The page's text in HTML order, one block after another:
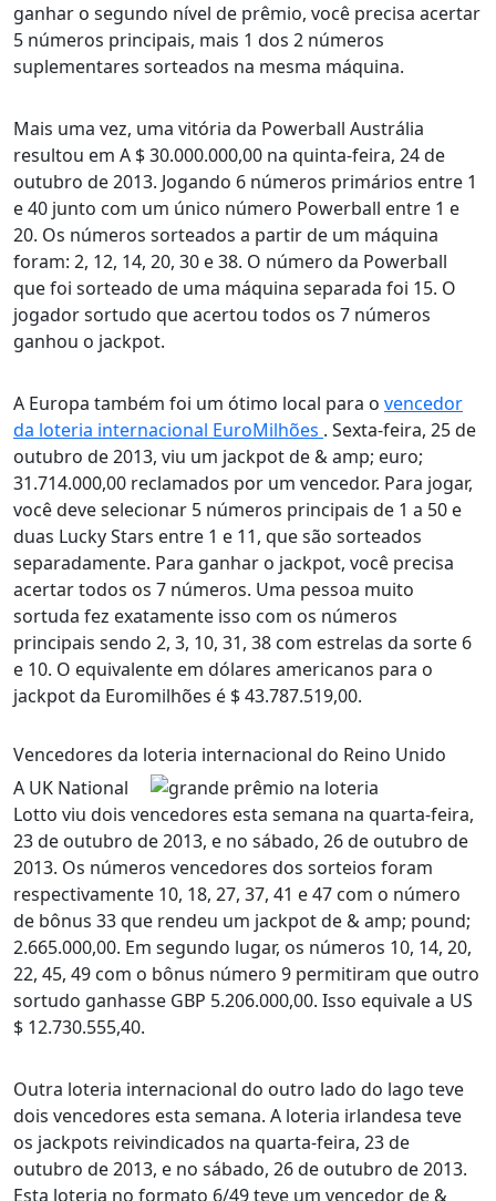
ganhar o segundo nível de prêmio, você precisa acertar
5 números principais, mais 1 dos 2 números
suplementares sorteados na mesma máquina.
Mais uma vez, uma vitória da Powerball Austrália
resultou em A $ 30.000.000,00 na quinta-feira, 24 de
outubro de 2013. Jogando 6 números primários entre 1
e 40 junto com um único número Powerball entre 1 e
20. Os números sorteados a partir de um máquina
foram: 2, 12, 14, 20, 30 e 38. O número da Powerball
que foi sorteado de uma máquina separada foi 15. O
jogador sortudo que acertou todos os 7 números
ganhou o jackpot.
A Europa também foi um ótimo local para o vencedor
da loteria internacional EuroMilhões . Sexta-feira, 25 de
outubro de 2013, viu um jackpot de & amp; euro;
31.714.000,00 reclamados por um vencedor. Para jogar,
você deve selecionar 5 números principais de 1 a 50 e
duas Lucky Stars entre 1 e 11, que são sorteados
separadamente. Para ganhar o jackpot, você precisa
acertar todos os 7 números. Uma pessoa muito
sortuda fez exatamente isso com os números
principais sendo 2, 3, 10, 31, 38 com estrelas da sorte 6
e 10. O equivalente em dólares americanos para o
jackpot da Euromilhões é $ 43.787.519,00.
Vencedores da loteria internacional do Reino Unido
A UK National
Lotto viu dois vencedores esta semana na quarta-feira,
23 de outubro de 2013, e no sábado, 26 de outubro de
2013. Os números vencedores dos sorteios foram
respectivamente 10, 18, 27, 37, 41 e 47 com o número
de bônus 33 que rendeu um jackpot de & amp; pound;
2.665.000,00. Em segundo lugar, os números 10, 14, 20,
22, 45, 49 com o bônus número 9 permitiram que outro
sortudo ganhasse GBP 5.206.000,00. Isso equivale a US
$ 12.730.555,40.
Outra loteria internacional do outro lado do lago teve
dois vencedores esta semana. A loteria irlandesa teve
os jackpots reivindicados na quarta-feira, 23 de
outubro de 2013, e no sábado, 26 de outubro de 2013.
Esta loteria no formato 6/49 teve um vencedor de &